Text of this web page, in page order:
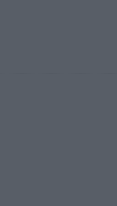
vier sicher, sechs zittern, einer chancenlos!
Park 2026 macht vieles neu
Kommentar zum ESC 2026